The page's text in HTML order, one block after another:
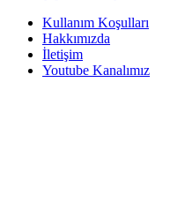
Kullanım Koşulları
Hakkımızda
İletişim
Youtube Kanalımız